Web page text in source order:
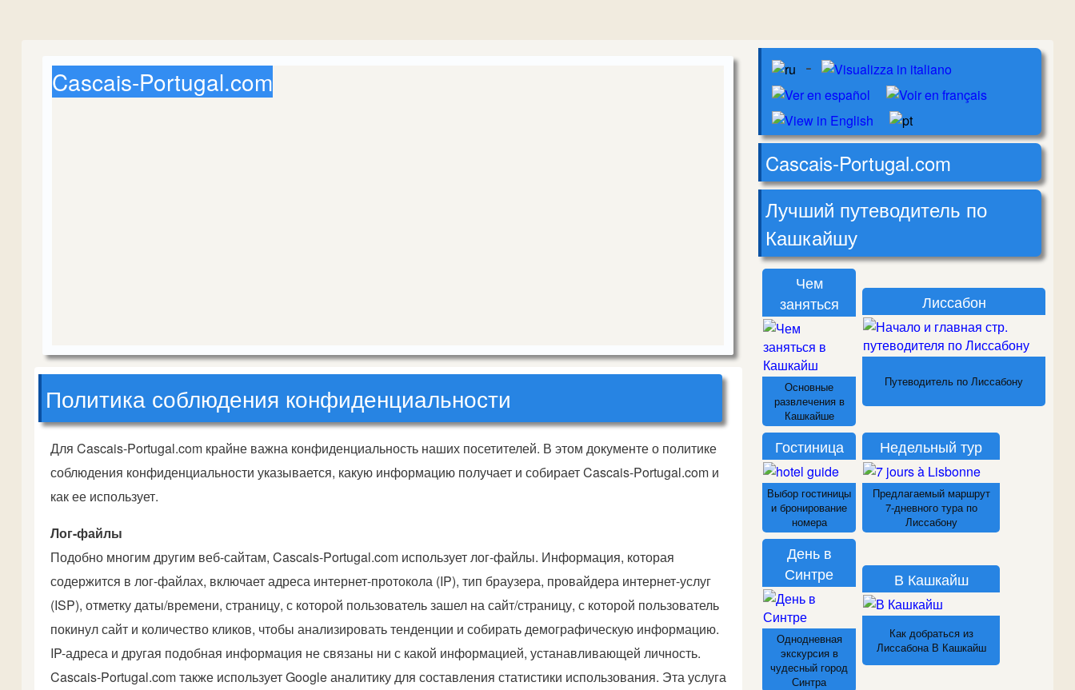
Cascais-Portugal.com
Политика соблюдения конфиденциальности
Для Cascais-Portugal.com крайне важна конфиденциальность наших посетителей. В этом документе о политике
соблюдения конфиденциальности указывается, какую информацию получает и собирает Cascais-Portugal.com и
как ее использует.
Лог-файлы
Подобно многим другим веб-сайтам, Cascais-Portugal.com использует лог-файлы. Информация, которая
содержится в лог-файлах, включает адреса интернет-протокола (IP), тип браузера, провайдера интернет-услуг
(ISP), отметку даты/времени, страницу, с которой пользователь зашел на сайт/страницу, с которой пользователь
покинул сайт и количество кликов, чтобы анализировать тенденции и собирать демографическую информацию.
IP-адреса и другая подобная информация не связаны ни с какой информацией, устанавливающей личность.
Cascais-Portugal.com также использует Google аналитику для составления статистики использования. Эта услуга
-
Cascais-Portugal.com
Лучший путеводитель по
Кашкайшу
Чем
заняться
Основные
развлечения в
Кашкайше
Лиссабон
Путеводитель по Лиссабону
Гостиница
Выбор гостиницы
и бронирование
номера
Недельный тур
Предлагаемый маршрут
7-дневного тура по
Лиссабону
День в
Синтре
Однодневная
экскурсия в
чудесный город
Синтра
В Кашкайш
Как добраться из
Лиссабона В Кашкайш